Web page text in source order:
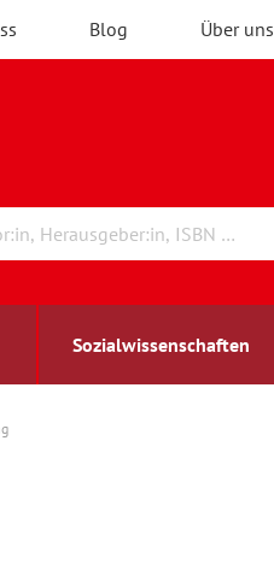
Blog Über uns
Sozialwissenschaften